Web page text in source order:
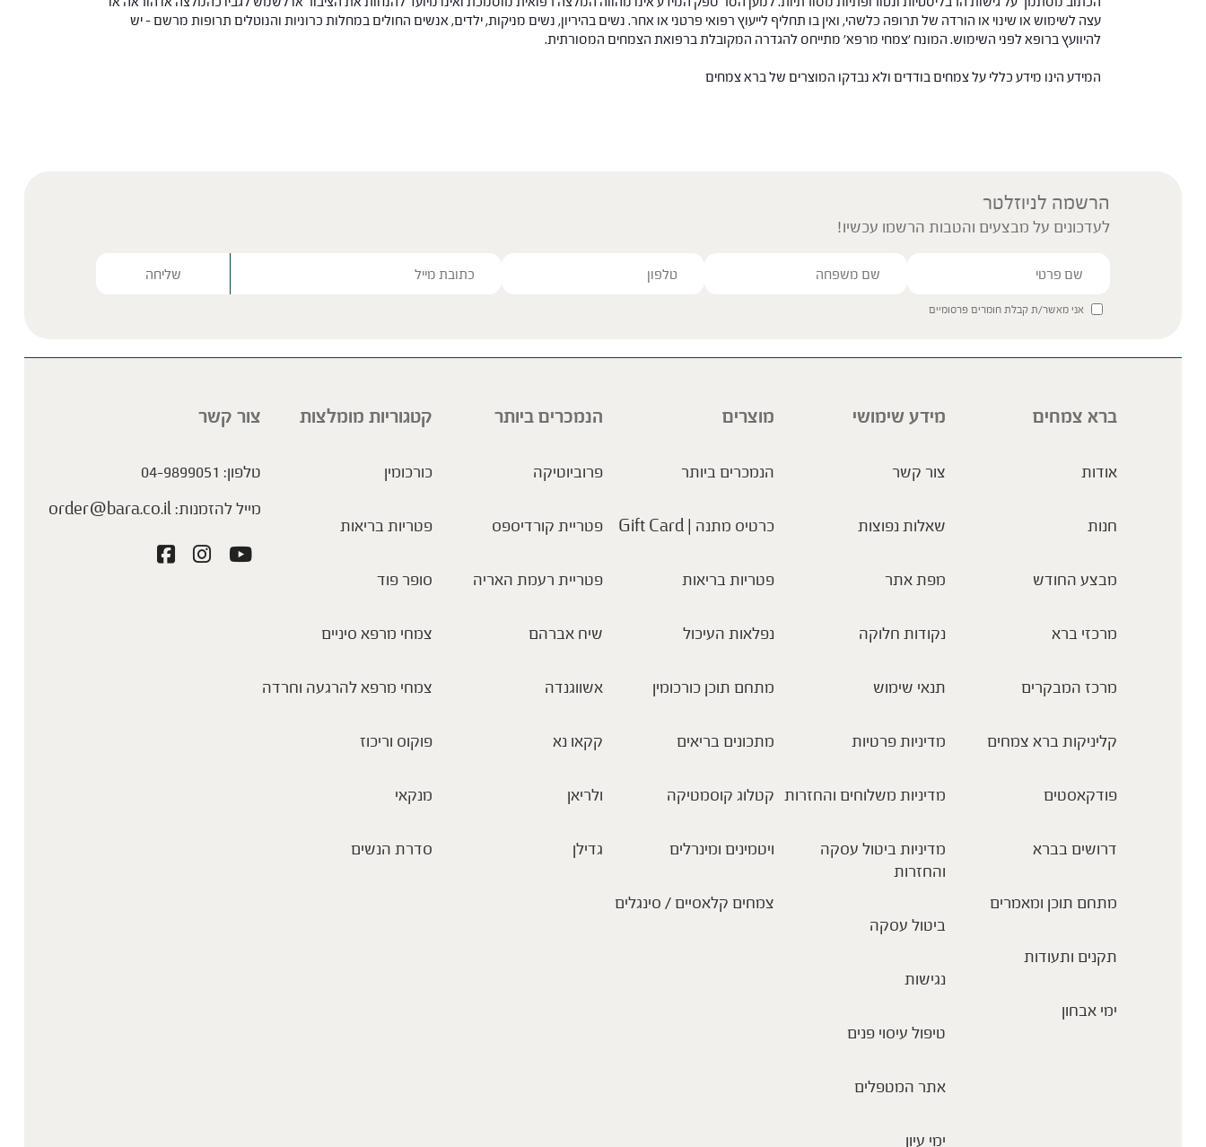
עצה לשימוש או שינוי או הורדה של תרופה כלשהי, ואין בו תחליף לייעוץ רפואי פרטני או אחר. נשים בהיריון, נשים מניקות, ילדים, אנשים החולים במחלות כרוניות והנוטלים תרופות מרשם – יש
להיוועץ ברופא לפני השימוש. המונח 'צמחי מרפא' מתייחס להגדרה המקובלת ברפואת הצמחים המסורתית.
המידע הינו מידע כללי על צמחים בודדים ולא נבדקו המוצרים של ברא צמחים
הרשמה לניוזלטר
לעדכונים על מבצעים והטבות הרשמו עכשיו!
אני מאשר/ת קבלת חומרים פרסומיים
ברא צמחים
אודות
חנות
מבצע החודש
מרכזי ברא
מרכז המבקרים
קליניקות ברא צמחים
פודקאסטים
דרושים בברא
מתחם תוכן ומאמרים
תקנים ותעודות
ימי אבחון
מידע שימושי
צור קשר
שאלות נפוצות
מפת אתר
נקודות חלוקה
תנאי שימוש
מדיניות פרטיות
מדיניות משלוחים והחזרות
מדיניות ביטול עסקה
והחזרות
ביטול עסקה
נגישות
טיפול עיסוי פנים
אתר המטפלים
ימי עיון
מוצרים
הנמכרים ביותר
כרטיס מתנה | Gift Card
פטריות בריאות
נפלאות העיכול
מתחם תוכן כורכומין
מתכונים בריאים
קטלוג קוסמטיקה
ויטמינים ומינרלים
צמחים קלאסיים / סינגלים
הנמכרים ביותר
פרוביוטיקה
פטריית קורדיספס
פטריית רעמת האריה
שיח אברהם
אשווגנדה
קקאו נא
ולריאן
גדילן
קטגוריות מומלצות
כורכומין
פטריות בריאות
סופר פוד
צמחי מרפא סיניים
צמחי מרפא להרגעה וחרדה
פוקוס וריכוז
מנקאי
סדרת הנשים
צור קשר
טלפון: 04-9899051
מייל להזמנות:order@bara.co.il